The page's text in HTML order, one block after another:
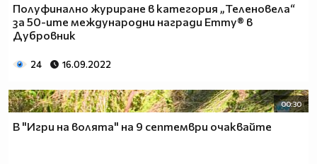
Полуфинално журиране в категория „Теленовела“
за 50-ите международни награди Emmy® в
Дубровник
24 16.09.2022
00:30
В "Игри на волята" на 9 септември очаквайте